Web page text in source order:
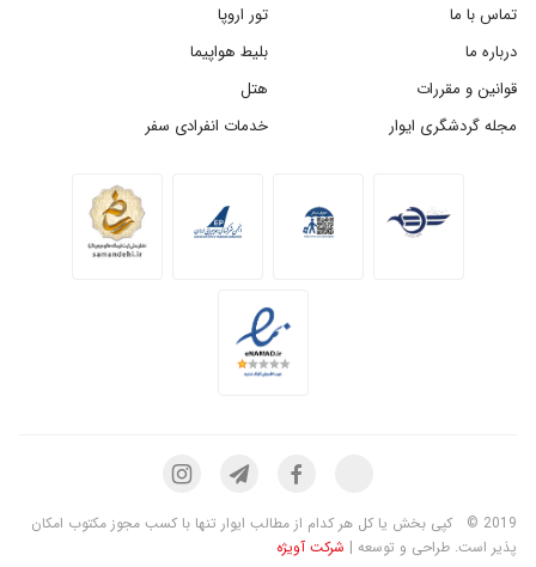
تماس با ما
درباره ما
قوانین و مقررات
مجله گردشگری ایوار
تور اروپا
بلیط هواپیما
هتل
خدمات انفرادی سفر
2019 ©
کپی بخش یا کل هر کدام از مطالب ایوار تنها با کسب مجوز مکتوب امکان
پذیر است. طراحی و توسعه | شرکت آویژه